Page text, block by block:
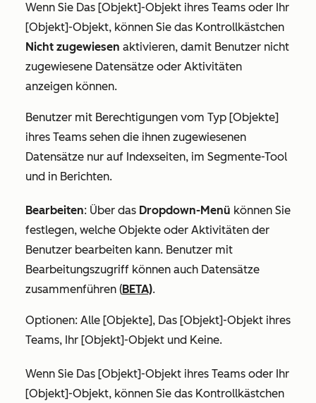
Wenn Sie Das [Objekt]-Objekt ihres Teams oder Ihr
[Objekt]-Objekt, können Sie das Kontrollkästchen
Nicht zugewiesen aktivieren, damit Benutzer nicht
zugewiesene Datensätze oder Aktivitäten
anzeigen können.
Benutzer mit Berechtigungen vom Typ [Objekte]
ihres Teams sehen die ihnen zugewiesenen
Datensätze nur auf Indexseiten, im Segmente-Tool
und in Berichten.
Bearbeiten: Über das Dropdown-Menü können Sie
festlegen, welche Objekte oder Aktivitäten der
Benutzer bearbeiten kann. Benutzer mit
Bearbeitungszugriff können auch Datensätze
zusammenführen (BETA).
Optionen: Alle [Objekte], Das [Objekt]-Objekt ihres
Teams, Ihr [Objekt]-Objekt und Keine.
Wenn Sie Das [Objekt]-Objekt ihres Teams oder Ihr
[Objekt]-Objekt, können Sie das Kontrollkästchen